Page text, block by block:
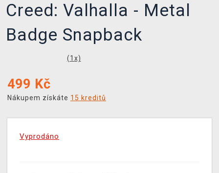
Creed: Valhalla - Metal
Badge Snapback
(1 x)
499 Kč
Nákupem získáte 15 kreditů
Vyprodáno